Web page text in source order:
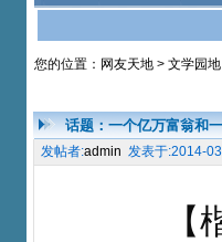
您的位置： 网友天地 > 文学园
话题：一个亿万富翁和
发帖者:admin 发表于:2014-